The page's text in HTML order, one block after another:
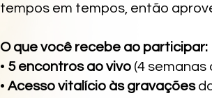
tempos em tempos, então
O que você recebe ao participar:
• 5 encontros ao vivo (4
• Acesso vitalício às gravações